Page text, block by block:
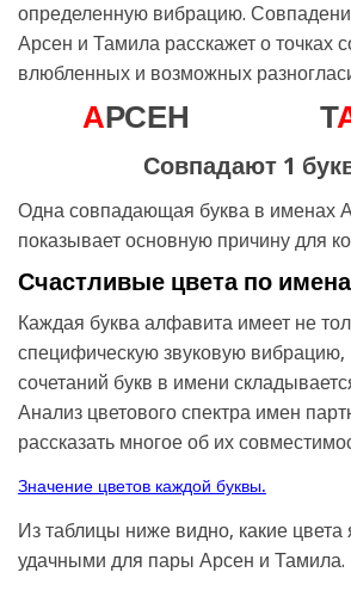
определенную вибрацию.
Арсен и Тамила расскажет о точках
влюбленных и возможных
АРСЕН Т
Совпадают 1
Одна совпадающая буква в именах
показывает основную причину для
Счастливые цвета по
Каждая буква алфавита имеет не
специфическую звуковую вибрацию,
сочетаний букв в имени
Анализ цветового спектра имен
рассказать многое об их
Значение цветов каждой буквы.
Из таблицы ниже видно, какие
удачными для пары Арсен и Тамила.